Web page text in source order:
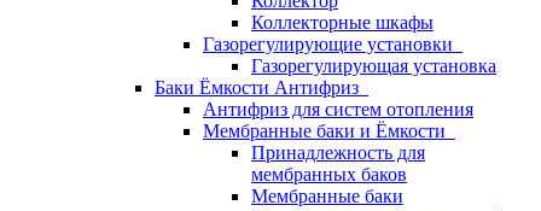
Коллекторные шкафы
Газорегулирующие установки
Газорегулирующая установка
Баки Ёмкости Антифриз
Антифриз для систем отопления
Мембранные баки и Ёмкости
Принадлежность для
мембранных баков
Мембранные баки